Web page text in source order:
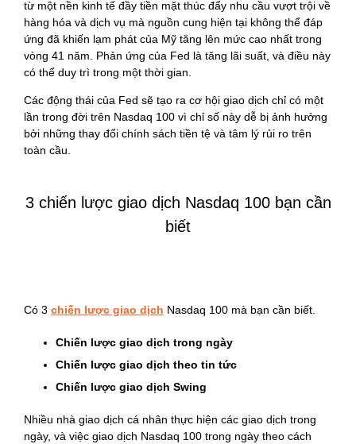
từ một nền kinh tế đầy tiền mặt thúc đẩy nhu cầu vượt trội về
hàng hóa và dịch vụ mà nguồn cung hiện tại không thể đáp
ứng đã khiến lạm phát của Mỹ tăng lên mức cao nhất trong
vòng 41 năm. Phản ứng của Fed là tăng lãi suất, và điều này
có thể duy trì trong một thời gian.
Các động thái của Fed sẽ tạo ra cơ hội giao dịch chỉ có một
lần trong đời trên Nasdaq 100 vì chỉ số này dễ bị ảnh hưởng
bởi những thay đổi chính sách tiền tệ và tâm lý rủi ro trên
toàn cầu.
3 chiến lược giao dịch Nasdaq 100 bạn cần
biết
Có 3 chiến lược giao dịch Nasdaq 100 mà bạn cần biết.
Chiến lược giao dịch trong ngày
Chiến lược giao dịch theo tin tức
Chiến lược giao dịch Swing
Nhiều nhà giao dịch cá nhân thực hiện các giao dịch trong
ngày, và việc giao dịch Nasdaq 100 trong ngày theo cách